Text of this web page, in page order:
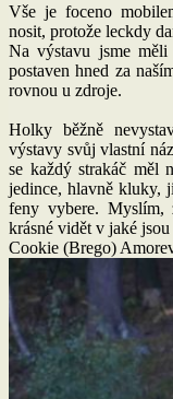
Vše je foceno
nosit, protože leckdy
Na výstavu jsme
postaven hned za
rovnou u zdroje.
Holky běžně
výstavy svůj vlastní
se každý strakáč měl
jedince, hlavně kluky,
feny vybere. Myslím,
krásné vidět v jaké
Cookie (Brego)